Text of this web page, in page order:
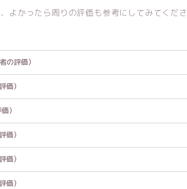
よかったら周りの評価も参考にしてみてくださ
の評価）
価）
）
価）
価）
価）